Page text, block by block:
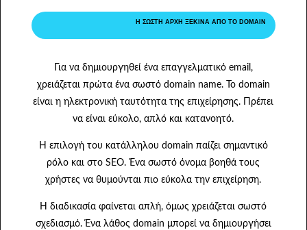
Η ΣΩΣΤΉ ΑΡΧΉ ΞΕΚΙΝΆ ΑΠΌ ΤΟ DOMAIN
Για να δημιουργηθεί ένα επαγγελματικό email,
χρειάζεται πρώτα ένα σωστό domain name. Το domain
είναι η ηλεκτρονική ταυτότητα της επιχείρησης. Πρέπει
να είναι εύκολο, απλό και κατανοητό.
Η επιλογή του κατάλληλου domain παίζει σημαντικό
ρόλο και στο SEO. Ένα σωστό όνομα βοηθά τους
χρήστες να θυμούνται πιο εύκολα την επιχείρηση.
Η διαδικασία φαίνεται απλή, όμως χρειάζεται σωστό
σχεδιασμό. Ένα λάθος domain μπορεί να δημιουργήσει